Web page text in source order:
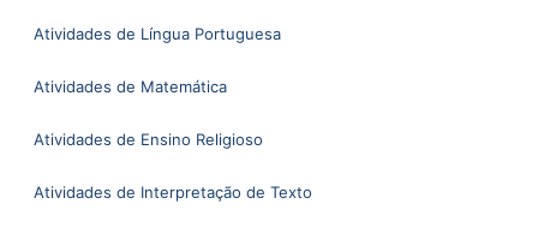
Atividades de Língua Portuguesa
Atividades de Matemática
Atividades de Ensino Religioso
Atividades de Interpretação de Texto